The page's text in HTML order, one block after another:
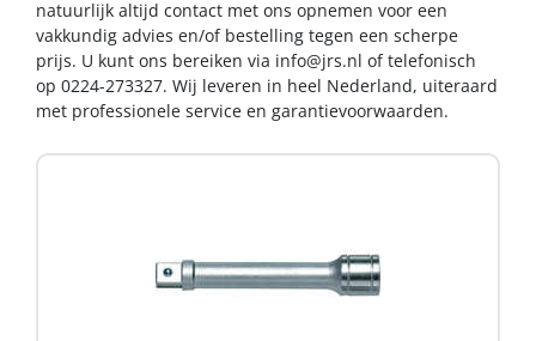
natuurlijk altijd contact met ons opnemen voor een
vakkundig advies en/of bestelling tegen een scherpe
prijs. U kunt ons bereiken via info@jrs.nl of telefonisch
op 0224-273327. Wij leveren in heel Nederland, uiteraard
met professionele service en garantievoorwaarden.